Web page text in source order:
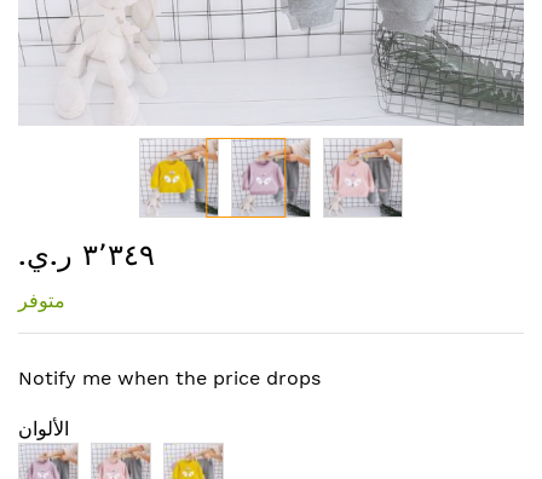
إلى
معرض
الصور
٣٬٣٤٩ ر.ي.‏
متوفر
Notify me when the price drops
الألوان